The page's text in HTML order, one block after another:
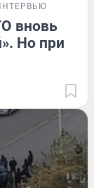
вновь
Но при